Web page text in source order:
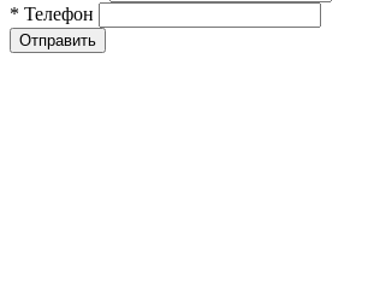
* Телефон
Отправить